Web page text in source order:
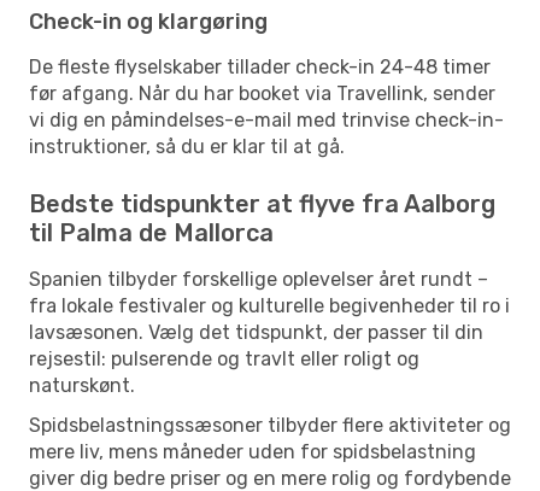
Check-in og klargøring
De fleste flyselskaber tillader check-in 24-48 timer
før afgang. Når du har booket via Travellink, sender
vi dig en påmindelses-e-mail med trinvise check-in-
instruktioner, så du er klar til at gå.
Bedste tidspunkter at flyve fra Aalborg
til Palma de Mallorca
Spanien tilbyder forskellige oplevelser året rundt –
fra lokale festivaler og kulturelle begivenheder til ro i
lavsæsonen. Vælg det tidspunkt, der passer til din
rejsestil: pulserende og travlt eller roligt og
naturskønt.
Spidsbelastningssæsoner tilbyder flere aktiviteter og
mere liv, mens måneder uden for spidsbelastning
giver dig bedre priser og en mere rolig og fordybende